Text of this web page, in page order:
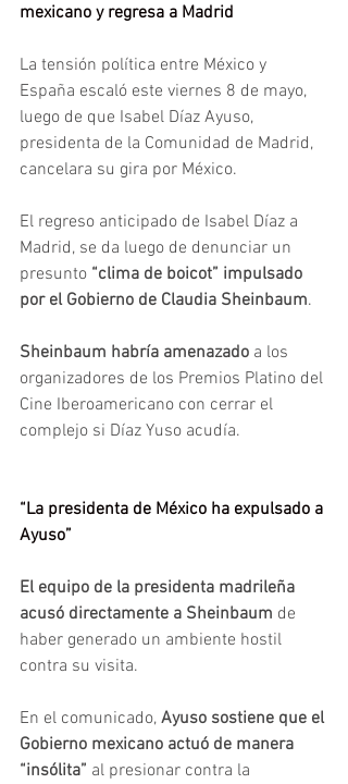
mexicano y regresa a Madrid
La tensión política entre México y
España escaló este viernes 8 de mayo,
luego de que Isabel Díaz Ayuso,
presidenta de la Comunidad de Madrid,
cancelara su gira por México.
El regreso anticipado de Isabel Díaz a
Madrid, se da luego de denunciar un
presunto “clima de boicot” impulsado
por el Gobierno de Claudia Sheinbaum.
Sheinbaum habría amenazado a los
organizadores de los Premios Platino del
Cine Iberoamericano con cerrar el
complejo si Díaz Yuso acudía.
“La presidenta de México ha expulsado a
Ayuso”
El equipo de la presidenta madrileña
acusó directamente a Sheinbaum de
haber generado un ambiente hostil
contra su visita.
En el comunicado, Ayuso sostiene que el
Gobierno mexicano actuó de manera
“insólita” al presionar contra la